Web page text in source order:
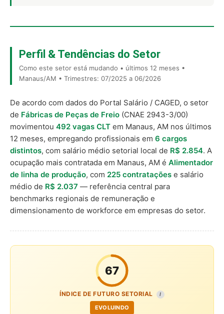
Perfil & Tendências do Setor
Como este setor está mudando • últimos 12 meses •
Manaus/AM • Trimestres: 07/2025 a 06/2026
De acordo com dados do Portal Salário / CAGED, o setor
de Fábricas de Peças de Freio (CNAE 2943-3/00)
movimentou 492 vagas CLT em Manaus, AM nos últimos
12 meses, empregando profissionais em 6 cargos
distintos, com salário médio setorial local de R$ 2.854. A
ocupação mais contratada em Manaus, AM é Alimentador
de linha de produção, com 225 contratações e salário
médio de R$ 2.037 — referência central para
benchmarks regionais de remuneração e
dimensionamento de workforce em empresas do setor.
67
ÍNDICE DE FUTURO SETORIAL I
EVOLUINDO